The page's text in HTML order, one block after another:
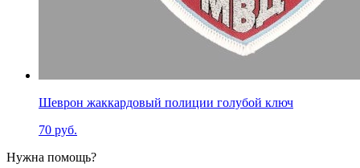
Шеврон жаккардовый полиции голубой ключ
70 руб.
Нужна помощь?